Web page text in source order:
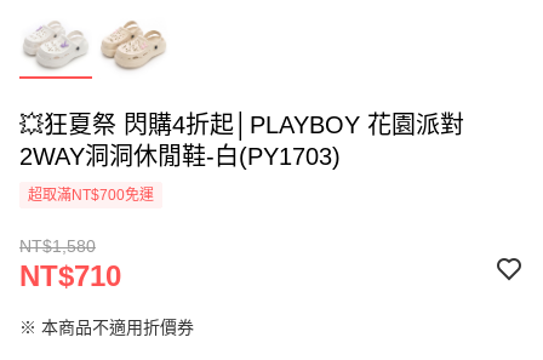
💥狂夏祭 閃購4折起│PLAYBOY 花園派對
2WAY洞洞休閒鞋-白(PY1703)
超取滿NT$700免運
NT$1,580
NT$710
※ 本商品不適用折價券